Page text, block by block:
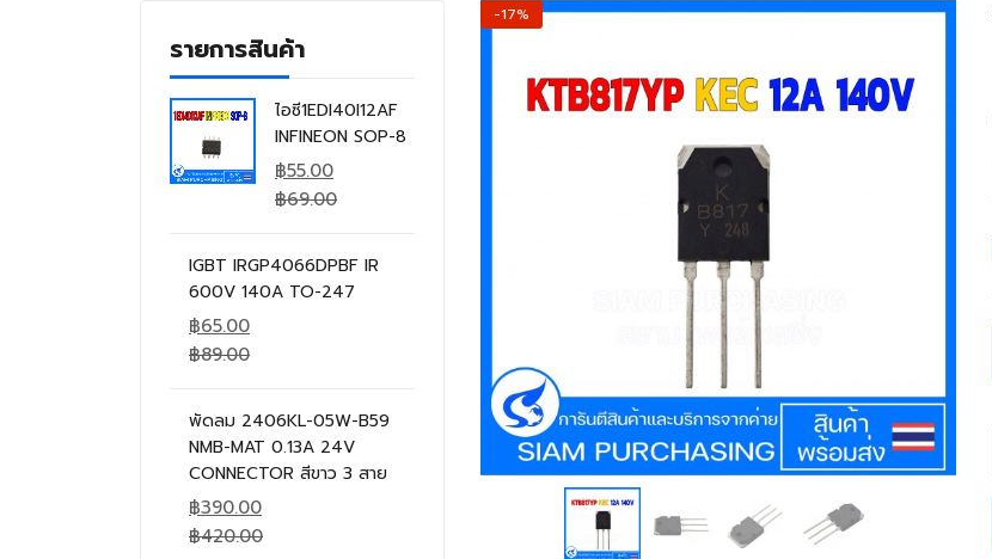
รายการสินค้า
ไอซี1EDI40I12AF
INFINEON SOP-8
฿55.00
฿69.00
IGBT IRGP4066DPBF IR
600V 140A TO-247
฿65.00
฿89.00
พัดลม 2406KL-05W-B59
NMB-MAT 0.13A 24V
CONNECTOR สีขาว 3 สาย
฿390.00
฿420.00
-17%